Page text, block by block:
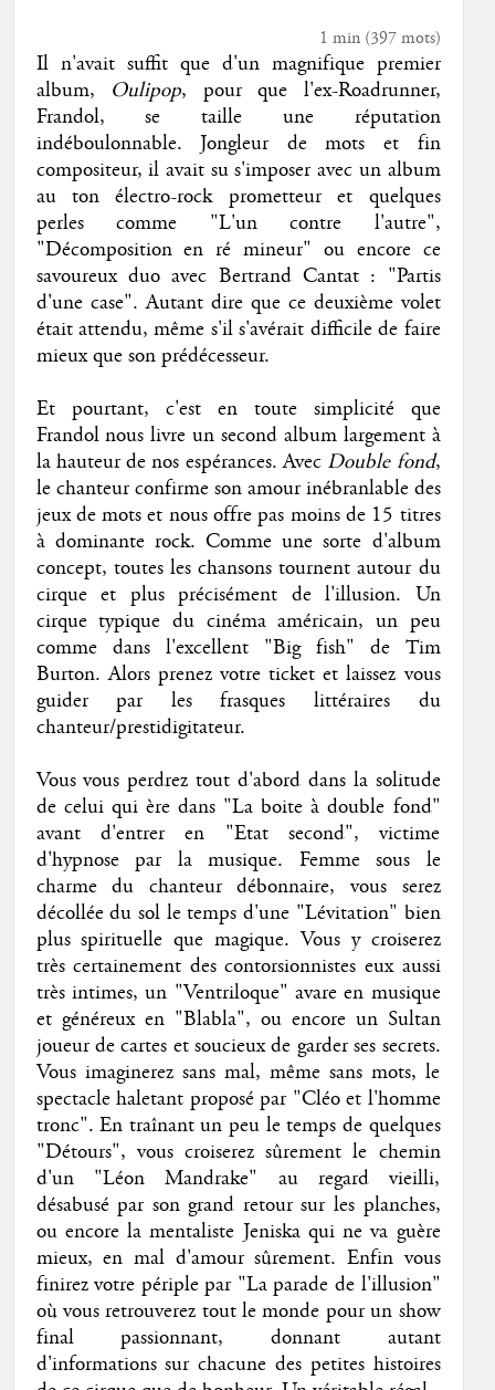
1 min(397mots)
Il n'avait suffit que d'un magnifique premier
album, Oulipop, pour que l'ex-Roadrunner,
Frandol, se taille une réputation
indéboulonnable. Jongleur de mots et fin
compositeur, il avait su s'imposer avec un album
au ton électro-rock prometteur et quelques
perles comme "L'un contre l'autre",
"Décomposition en ré mineur" ou encore ce
savoureux duo avec Bertrand Cantat : "Partis
d'une case". Autant dire que ce deuxième volet
était attendu, même s'il s'avérait difficile de faire
mieux que son prédécesseur.
Et pourtant, c'est en toute simplicité que
Frandol nous livre un second album largement à
la hauteur de nos espérances. Avec Double fond,
le chanteur confirme son amour inébranlable des
jeux de mots et nous offre pas moins de 15 titres
à dominante rock. Comme une sorte d'album
concept, toutes les chansons tournent autour du
cirque et plus précisément de l'illusion. Un
cirque typique du cinéma américain, un peu
comme dans l'excellent "Big fish" de Tim
Burton. Alors prenez votre ticket et laissez vous
guider par les frasques littéraires du
chanteur/prestidigitateur.
Vous vous perdrez tout d'abord dans la solitude
de celui qui ère dans "La boite à double fond"
avant d'entrer en "Etat second", victime
d'hypnose par la musique. Femme sous le
charme du chanteur débonnaire, vous serez
décollée du sol le temps d'une "Lévitation" bien
plus spirituelle que magique. Vous y croiserez
très certainement des contorsionnistes eux aussi
très intimes, un "Ventriloque" avare en musique
et généreux en "Blabla", ou encore un Sultan
joueur de cartes et soucieux de garder ses secrets.
Vous imaginerez sans mal, même sans mots, le
spectacle haletant proposé par "Cléo et l'homme
tronc". En traînant un peu le temps de quelques
"Détours", vous croiserez sûrement le chemin
d'un "Léon Mandrake" au regard vieilli,
désabusé par son grand retour sur les planches,
ou encore la mentaliste Jeniska qui ne va guère
mieux, en mal d'amour sûrement. Enfin vous
finirez votre périple par "La parade de l'illusion"
où vous retrouverez tout le monde pour un show
final passionnant, donnant autant
d'informations sur chacune des petites histoires